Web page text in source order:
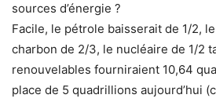
sources d’énergie ?
Facile, le pétrole baisserait de 1/2,
charbon de 2/3, le nucléaire de 1/2
renouvelables fourniraient 10,64
place de 5 quadrillions aujourd’hui